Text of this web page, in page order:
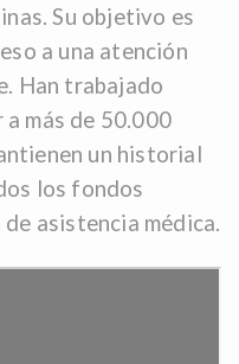
Su objetivo es
a una atención
Han trabajado
más de 50.000
un historial
los fondos
asistencia médica.